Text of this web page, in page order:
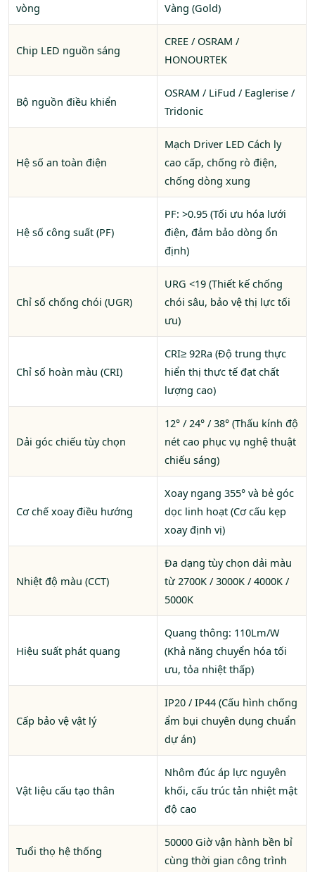
vòng
Vàng (Gold)
Chip LED nguồn sáng
CREE / OSRAM /
HONOURTEK
Bộ nguồn điều khiển
OSRAM / LiFud / Eaglerise /
Tridonic
Hệ số an toàn điện
Mạch Driver LED Cách ly
cao cấp, chống rò điện,
chống dòng xung
Hệ số công suất (PF)
PF: >0.95 (Tối ưu hóa lưới
điện, đảm bảo dòng ổn
định)
Chỉ số chống chói (UGR)
URG <19 (Thiết kế chống
chói sâu, bảo vệ thị lực tối
ưu)
Chỉ số hoàn màu (CRI)
CRI≥ 92Ra (Độ trung thực
hiển thị thực tế đạt chất
lượng cao)
Dải góc chiếu tùy chọn
12° / 24° / 38° (Thấu kính độ
nét cao phục vụ nghệ thuật
chiếu sáng)
Cơ chế xoay điều hướng
Xoay ngang 355° và bẻ góc
dọc linh hoạt (Cơ cấu kẹp
xoay định vị)
Nhiệt độ màu (CCT)
Đa dạng tùy chọn dải màu
từ 2700K / 3000K / 4000K /
5000K
Hiệu suất phát quang
Quang thông: 110Lm/W
(Khả năng chuyển hóa tối
ưu, tỏa nhiệt thấp)
Cấp bảo vệ vật lý
IP20 / IP44 (Cấu hình chống
ẩm bụi chuyên dụng chuẩn
dự án)
Vật liệu cấu tạo thân
Nhôm đúc áp lực nguyên
khối, cấu trúc tản nhiệt mật
độ cao
Tuổi thọ hệ thống
50000 Giờ vận hành bền bỉ
cùng thời gian công trình